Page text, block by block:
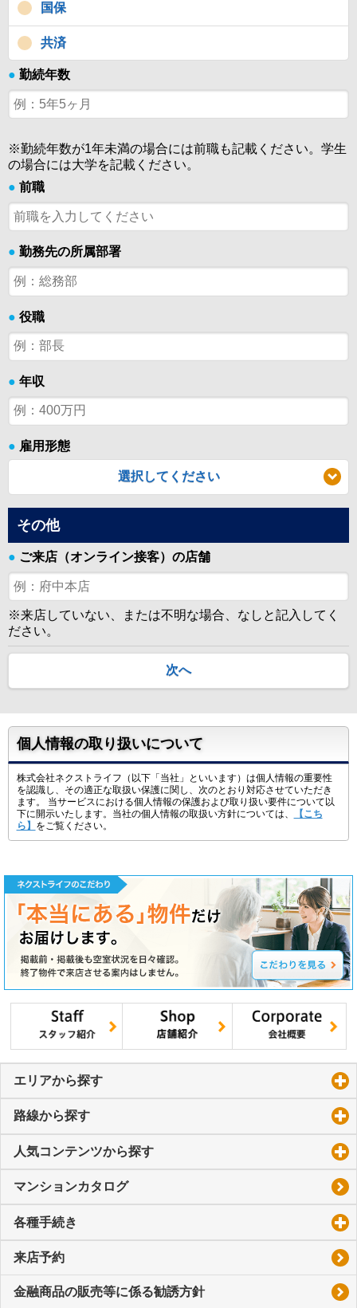
国保
共済
● 勤続年数
※勤続年数が1年未満の場合には前職も記載ください。学生
の場合には大学を記載ください。
● 前職
● 勤務先の所属部署
● 役職
● 年収
● 雇用形態
選択してください
その他
● ご来店（オンライン接客）の店舗
※来店していない、または不明な場合、なしと記入してく
ださい。
次へ
個人情報の取り扱いについて
株式会社ネクストライフ（以下「当社」といいます）は個人情報の重要性
を認識し、その適正な取扱い保護に関し、次のとおり対応させていただき
ます。 当サービスにおける個人情報の保護および取り扱い要件について以
下に開示いたします。当社の個人情報の取扱い方針については、
【こち
ら】
をご覧ください。
エリアから探す
路線から探す
人気コンテンツから探す
マンションカタログ
各種手続き
来店予約
金融商品の販売等に係る勧誘方針